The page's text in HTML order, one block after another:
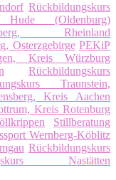
Rückbildungskurs
Hude (Oldenburg)
Rheinland
Osterzgebirge PEKiP
Kreis Würzburg
Rückbildungskurs
Traunstein,
Kreis Aachen
Kreis Rotenburg
Stillberatung
Wernberg-Köblitz
Rückbildungskurs
Nastätten